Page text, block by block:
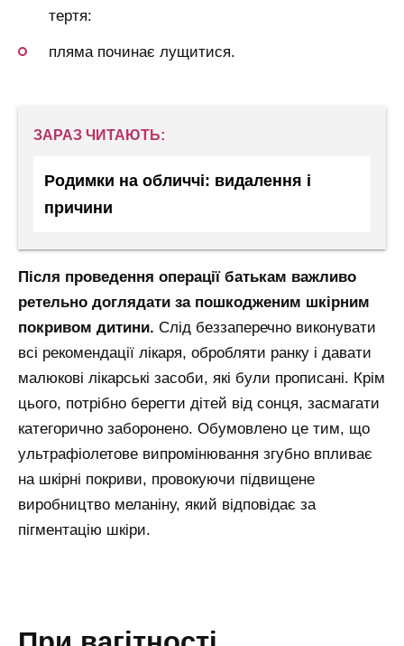
тертя:
пляма починає лущитися.
ЗАРАЗ ЧИТАЮТЬ:
Родимки на обличчі: видалення і
причини
Після проведення операції батькам важливо
ретельно доглядати за пошкодженим шкірним
покривом дитини. Слід беззаперечно виконувати
всі рекомендації лікаря, обробляти ранку і давати
малюкові лікарські засоби, які були прописані. Крім
цього, потрібно берегти дітей від сонця, засмагати
категорично заборонено. Обумовлено це тим, що
ультрафіолетове випромінювання згубно впливає
на шкірні покриви, провокуючи підвищене
виробництво меланіну, який відповідає за
пігментацію шкіри.